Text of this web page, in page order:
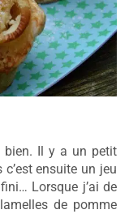
bien. Il y a un petit
ensuite un jeu
Lorsque j’ai de
de pomme